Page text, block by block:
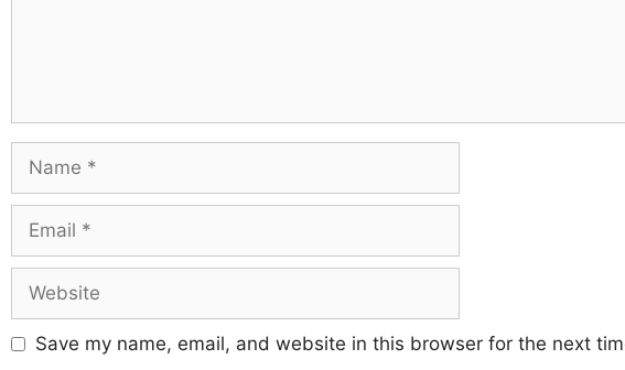
Save my name, email, and website in this browser for the next